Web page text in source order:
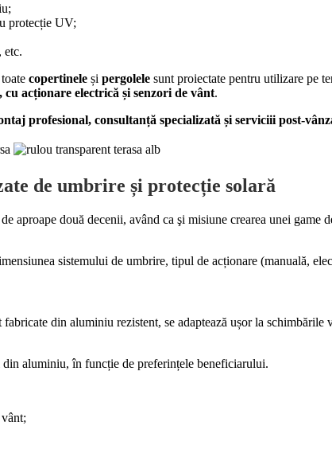
protecție UV;
etc.
copertinele și pergolele sunt proiectate pentru utilizare pe
acționare electrică și senzori de vânt.
profesional, consultanță specializată și serviciii post-
de umbrire și protecție solară
aproape două decenii, având ca şi misiune crearea unei game
sistemului de umbrire, tipul de acționare (manuală,
fabricate din aluminiu rezistent, se adaptează ușor la
aluminiu, în funcție de preferințele beneficiarului.